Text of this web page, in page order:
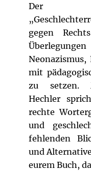
Der
gegen
Neonazismus,
mit
zu setzen.
Hechler
rechte
und
fehlenden
und
eurem Buch,